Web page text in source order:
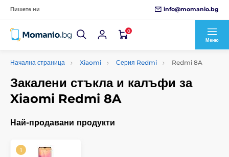
Пишете ни info@momanio.bg
0
Меню
Начална страница Xiaomi Серия Redmi Redmi 8A
Закалени стъкла и калъфи за
Xiaomi Redmi 8A
Най-продавани продукти